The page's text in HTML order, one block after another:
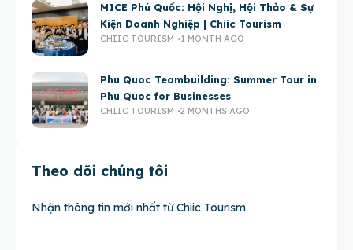
MICE Phú Quốc: Hội Nghị, Hội Thảo & Sự
Kiện Doanh Nghiệp | Chiic Tourism
CHIIC TOURISM 1 MONTH AGO
Phu Quoc Teambuilding: Summer Tour in
Phu Quoc for Businesses
CHIIC TOURISM 2 MONTHS AGO
Theo dõi chúng tôi
Nhận thông tin mới nhất từ Chiic Tourism